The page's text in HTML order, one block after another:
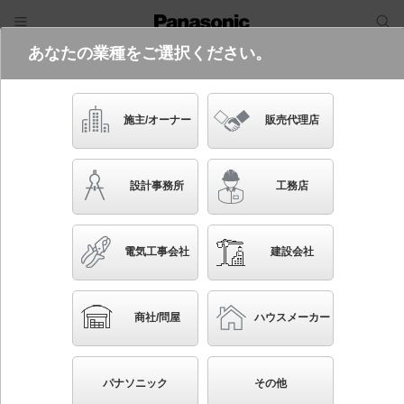
電気・建築設備（ビジネス）
フリーワード
品番・キーワード
かんたん照度計算
XNW0663WW LE9
天井埋込型 LED（白色） 軒下用ダウンライト 浅型
10H・ビーム角85度・拡散タイプ・光源遮光角15度 防
雨型／埋込穴φ150 パネル付型 白熱電球60形1灯器具
あなたの業種をご選択ください。
施主/オーナー 販売代理店
設計事務所 工務店
電気工事会社 建設会社
商社/問屋 ハウスメーカー
パナソニック その他